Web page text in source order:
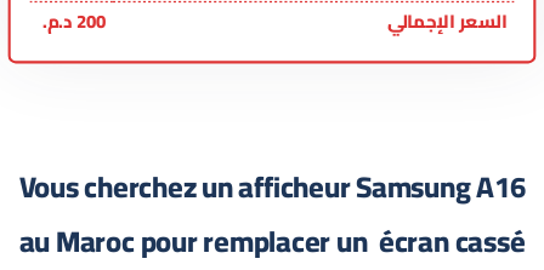
السعر الإجمالي 200د.م.
Vous cherchez un afficheur Samsung A16
au Maroc pour remplacer un écran cassé